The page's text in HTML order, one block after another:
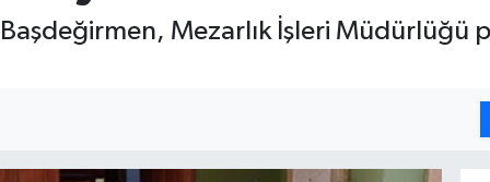
Başdeğirmen, Mezarlık İşleri Müdürlüğü